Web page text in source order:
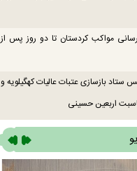
مواکب کردستان تا دو روز پس از
ستاد بازسازی عتبات عالیات کهگیلویه و
اربعین حسینی